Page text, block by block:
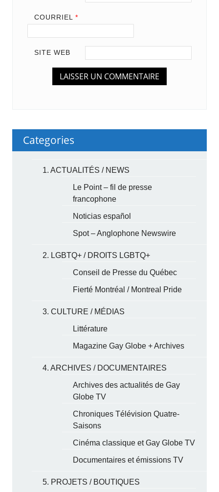
COURRIEL *
SITE WEB
Categories
1. ACTUALITÉS / NEWS
Le Point – fil de presse
francophone
Noticias español
Spot – Anglophone Newswire
2. LGBTQ+ / DROITS LGBTQ+
Conseil de Presse du Québec
Fierté Montréal / Montreal Pride
3. CULTURE / MÉDIAS
Littérature
Magazine Gay Globe + Archives
4. ARCHIVES / DOCUMENTAIRES
Archives des actualités de Gay
Globe TV
Chroniques Télévision Quatre-
Saisons
Cinéma classique et Gay Globe TV
Documentaires et émissions TV
5. PROJETS / BOUTIQUES